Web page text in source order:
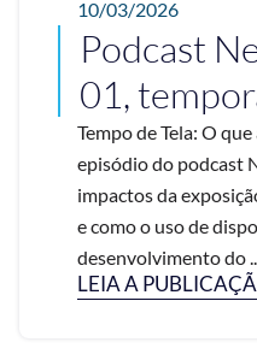
10/03/2026
Podcast
01,
Tempo de Tela: O
episódio do podcast
impactos da
e como o uso de
desenvolvimento do ...
LEIA A